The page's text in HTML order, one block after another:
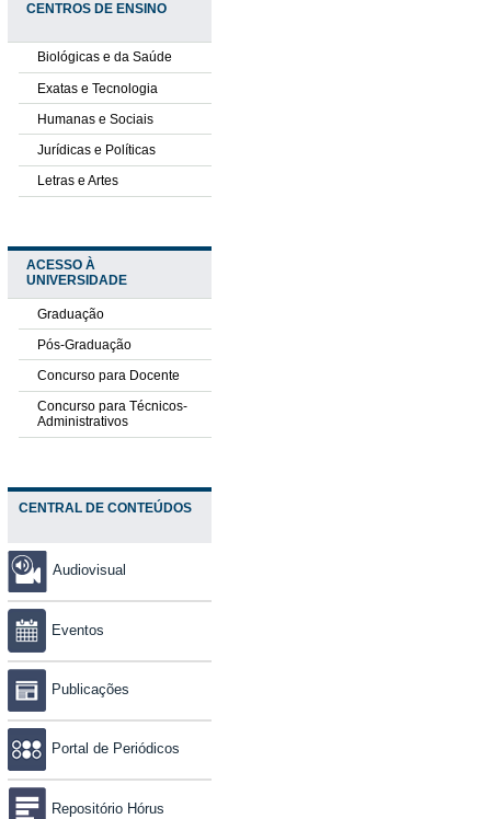
CENTROS DE ENSINO
Biológicas e da Saúde
Exatas e Tecnologia
Humanas e Sociais
Jurídicas e Políticas
Letras e Artes
ACESSO À
UNIVERSIDADE
Graduação
Pós-Graduação
Concurso para Docente
Concurso para Técnicos-
Administrativos
CENTRAL DE CONTEÚDOS
Audiovisual
Eventos
Publicações
Portal de Periódicos
Repositório Hórus